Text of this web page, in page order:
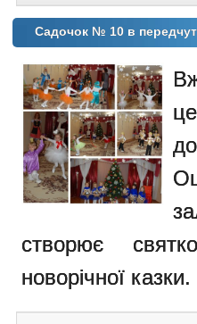
Садочок № 10 в
створює
новорічної казки.